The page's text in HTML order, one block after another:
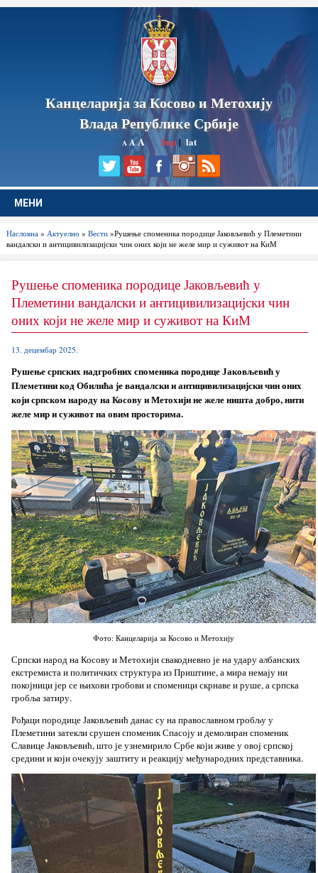
Канцеларија за Косово и Метохију
Влада Републике Србије
A AA ћир|lat
МЕНИ
Насловна» Актуелно » Вести»Рушење споменика породице Јаковљевић у Племетини
вандалски и антицивилизацијски чин оних који не желе мир и суживот на КиМ
Рушење споменика породице Јаковљевић у
Племетини вандалски и антицивилизацијски чин
оних који не желе мир и суживот на КиМ
13. децембар 2025.
Рушење српских надгробних споменика породице Јаковљевић у
Племетини код Обилића је вандалски и антицивилизацијски чин оних
који српском народу на Косову и Метохији не желе ништа добро, нити
желе мир и суживот на овим просторима.
Фото: Канцеларија за Косово и Метохију
Српски народ на Косову и Метохији свакодневно је на удару албанских
екстремиста и политичких структура из Приштине, а мира немају ни
покојници јер се њихови гробови и споменици скрнаве и руше, а српска
гробља затиру.
Рођаци породице Јаковљевић данас су на православном гробљу у
Племетини затекли срушен споменик Спасоју и демолиран споменик
Славице Јаковљевић, што је узнемирило Србе који живе у овој српској
средини и који очекују заштиту и реакцију међународних представника.